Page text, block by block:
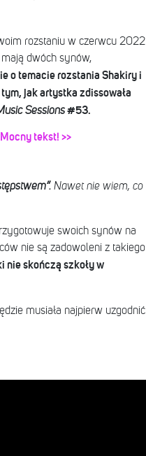
rozstaniu w czerwcu 2022
dwóch synów,
o temacie rozstania Shakiry i
jak artystka zdissowała
Sessions#53.
tekst! >>
Nawet nie wiem, co
swoich synów na
nie są zadowoleni z takiego
nie skończą szkoły w
musiała najpierw uzgodnić